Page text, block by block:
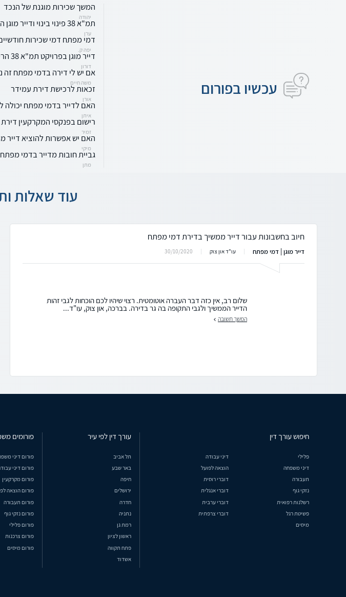
עכשיו בפורום
המשך שכירות מוגנת של הנכד
יהודה
תמ"א 38 פינוי בינוי ודייר מוגן המעוניין לשוב לבניין החדש שיבנה
ערן
דמי מפתח דמי שכירות
יפה ק.
דייר מוגן בפרויקט תמ"א 38 הריסה ובנייה
דורון
אם יש לי דירה בדמי מפתח זה
משה חיים
זכאות לרכישת דירת עמידר
אורן
האם לדייר בדמי מפתח יכולה
איתן
רישום בפנקסי המקרקעין
זמיר
האם יש אפשרות להוציא דייר
מיקי
גביית חובות מדייר בדמי מפתח
מתן
עוד שאלות
חיוב בחשבונות עבור דייר ממשיך בדירת דמי מפתח
דייר מוגן | דמי מפתח עו"ד און צוק 30/10/2020
שלום רב, אין כזה דבר העברה אוטומטית. רצוי שיהיו לכם הוכחות לגבי זהות
הדייר הממשיך ולגבי התקופה בה גר בדירה. בברכה, און צוק, עו"ד...
המשך תשובה
חיפוש עורך דין
פלילי
דיני עבודה
דיני משפחה
הוצאה לפועל
תעבורה
דוברי רוסית
נזקי גוף
דוברי אנגלית
רשלנות רפואית
דוברי ערבית
פשיטת רגל
דוברי צרפתית
מיסים
עורך דין לפי עיר
תל אביב
באר שבע
חיפה
ירושלים
חדרה
נתניה
רמת גן
ראשון לציון
פתח תקווה
אשדוד
פורומים
פורום דיני
פורום דיני
פורום מקרקעין
פורום הוצאה
פורום תעבורה
פורום נזקי גוף
פורום פלילי
פורום צרכנות
פורום מיסים